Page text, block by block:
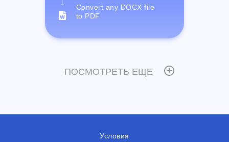
Convert any DOCX file
to PDF
ПОСМОТРЕТЬ ЕЩЕ
Условия